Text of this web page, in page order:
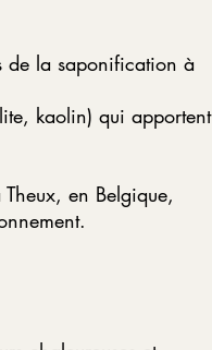
de la saponification à
kaolin) qui apportent
en Belgique,